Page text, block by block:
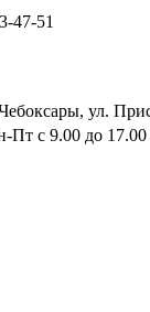
47-51
ул.
Пт с 9.00 до 17.00